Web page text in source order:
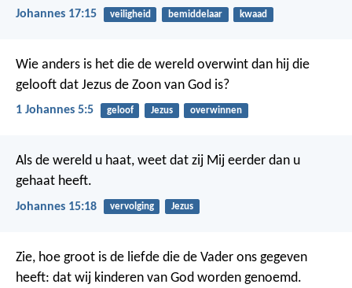
Johannes 17:15 veiligheid bemiddelaar kwaad
Wie anders is het die de wereld overwint dan hij die
gelooft dat Jezus de Zoon van God is?
1 Johannes 5:5 geloof Jezus overwinnen
Als de wereld u haat, weet dat zij Mij eerder dan u
gehaat heeft.
Johannes 15:18 vervolging Jezus
Zie, hoe groot is de liefde die de Vader ons gegeven
heeft: dat wij kinderen van God worden genoemd.